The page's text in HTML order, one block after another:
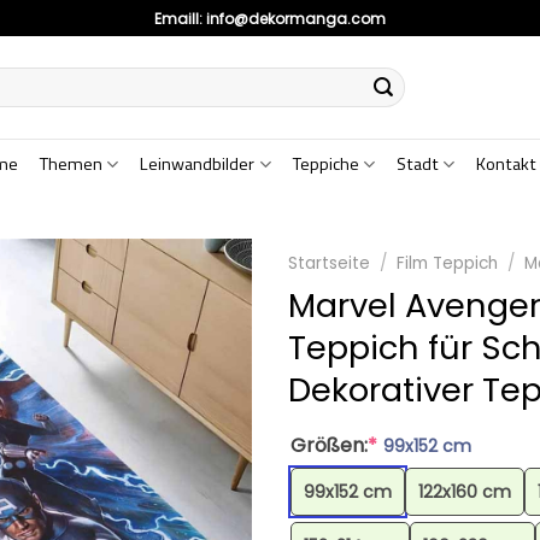
Emaill:info@dekormanga.com
Themen Leinwandbilder Teppiche Stadt Kontakt
Startseite / Film Teppich /
Marvel
Teppich für
Dekorativer
Größen:* 99x152 cm
99x152 cm
122x160 cm